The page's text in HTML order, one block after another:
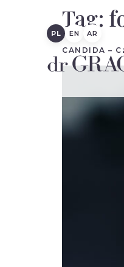
PL EN AR
Tag:
CANDIDA –